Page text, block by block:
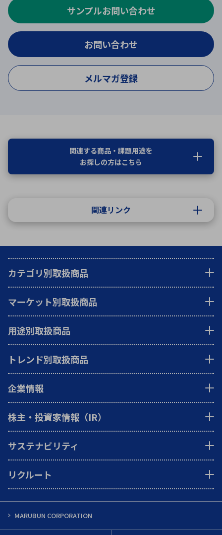
サンプルお問い合わせ
お問い合わせ
メルマガ登録
関連する商品・課題用途を
お探しの方はこちら
関連リンク
カテゴリ別取扱商品
マーケット別取扱商品
用途別取扱商品
トレンド別取扱商品
企業情報
株主・投資家情報（IR）
サステナビリティ
リクルート
MARUBUN CORPORATION